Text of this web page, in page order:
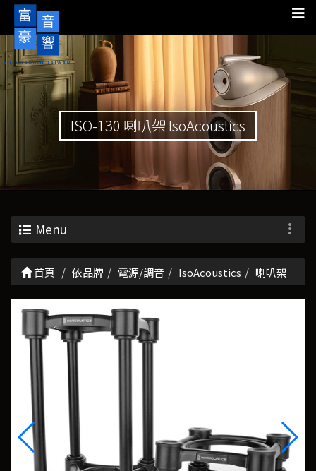
ISO-130 喇叭架 IsoAcoustics
Menu
首頁 依品牌 電源/調音 IsoAcoustics 喇叭架